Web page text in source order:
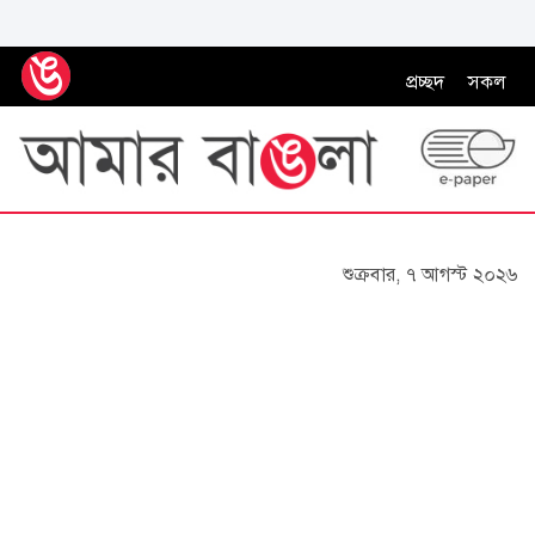
প্রচ্ছদ সকল
শুক্রবার, ৭ আগস্ট ২০২৬